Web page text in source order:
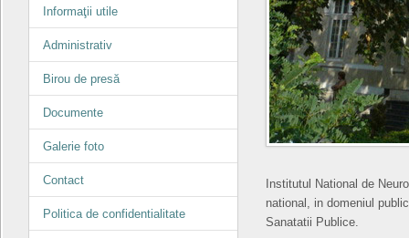
Informaţii utile
Administrativ
Birou de presă
Documente
Galerie foto
Contact
Politica de confidentialitate
Institutul National de
national, in domeniul
Sanatatii Publice.